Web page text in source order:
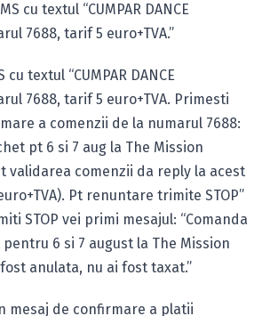
cu textul “CUMPAR DANCE
7688, tarif 5 euro+TVA.”
cu textul “CUMPAR DANCE
7688, tarif 5 euro+TVA. Primesti
a comenzii de la numarul 7688:
pt 6 si 7 aug la The Mission
validarea comenzii da reply la acest
Pt renuntare trimite STOP”
STOP vei primi mesajul: “Comanda
6 si 7 august la The Mission
anulata, nu ai fost taxat.”
mesaj de confirmare a platii